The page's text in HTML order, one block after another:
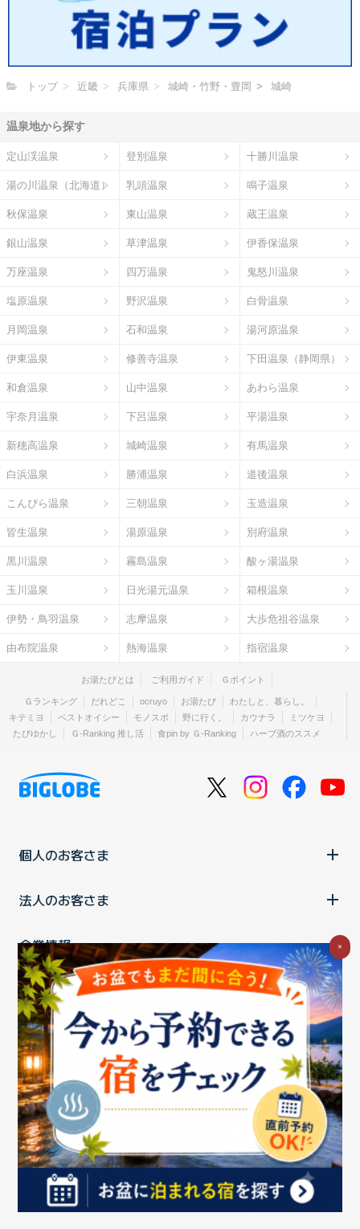
トップ 近畿 兵庫県 城崎・竹野・豊岡 城崎
温泉地から探す
定山渓温泉 登別温泉 十勝川温泉
湯の川温泉（北海道） 乳頭温泉 鳴子温泉
秋保温泉 東山温泉 蔵王温泉
銀山温泉 草津温泉 伊香保温泉
万座温泉 四万温泉 鬼怒川温泉
塩原温泉 野沢温泉 白骨温泉
月岡温泉 石和温泉 湯河原温泉
伊東温泉 修善寺温泉 下田温泉（静岡県）
和倉温泉 山中温泉 あわら温泉
宇奈月温泉 下呂温泉 平湯温泉
新穂高温泉 城崎温泉 有馬温泉
白浜温泉 勝浦温泉 道後温泉
こんぴら温泉 三朝温泉 玉造温泉
皆生温泉 湯原温泉 別府温泉
黒川温泉 霧島温泉 酸ヶ湯温泉
玉川温泉 日光湯元温泉 箱根温泉
伊勢・鳥羽温泉 志摩温泉 大歩危祖谷温泉
由布院温泉 熱海温泉 指宿温泉
お湯たびとは ご利用ガイド Ｇポイント
Ｇランキング だれどこ ocruyo お湯たび
わたしと、暮らし。
キテミヨ
ベストオイシー モノスポ 野に行く。 カウナラ
ミツケヨ
たびゆかし
Ｇ-Ranking 推し活 食pin by Ｇ-Ranking ハーブ酒のススメ
個人のお客さま
法人のお客さま
企業情報
ご利用中の方
お問い合わせ消費税の表示 ウェブアクセシビリティの取り組み
個人情報保護ポリシープライバシーポータル
Cookieポリシー
特定商取引法に基づく表記情報セキュリティ基本方針
商標についてBIGLOBEトップ
Copyright ©BIGLOBE Inc. 2026.All rights reserved.
×